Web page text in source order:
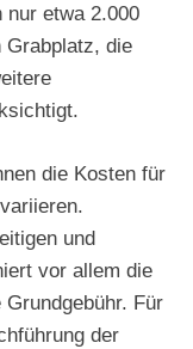
nur etwa 2.000
Grabplatz, die
die Kosten für
und
vor allem die
Für
der